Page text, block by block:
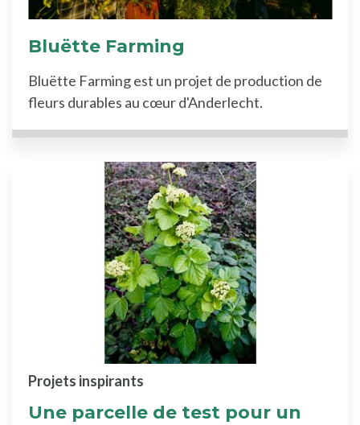
Bluëtte Farming
Bluëtte Farming est un projet de production de
fleurs durables au cœur d'Anderlecht.
Une parcelle de test pour un
Projets inspirants